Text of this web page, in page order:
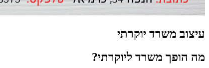
עיצוב משרד יוקרתי
מה הופך משרד ליוקרתי?